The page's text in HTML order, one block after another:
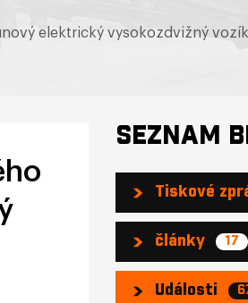
elektrický vysokozdvižný
SEZNAM
Tiskové
články 17
Události